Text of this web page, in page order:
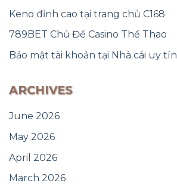
Keno đỉnh cao tại trang chủ C168
789BET Chủ Đề Casino Thể Thao
Bảo mật tài khoản tại Nhà cái uy tín
ARCHIVES
June 2026
May 2026
April 2026
March 2026